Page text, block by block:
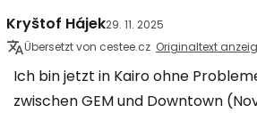
Kryštof Hájek29. 11. 2025
Übersetzt von cestee.cz Originaltext
Ich bin jetzt in Kairo ohne
zwischen GEM und Downtown